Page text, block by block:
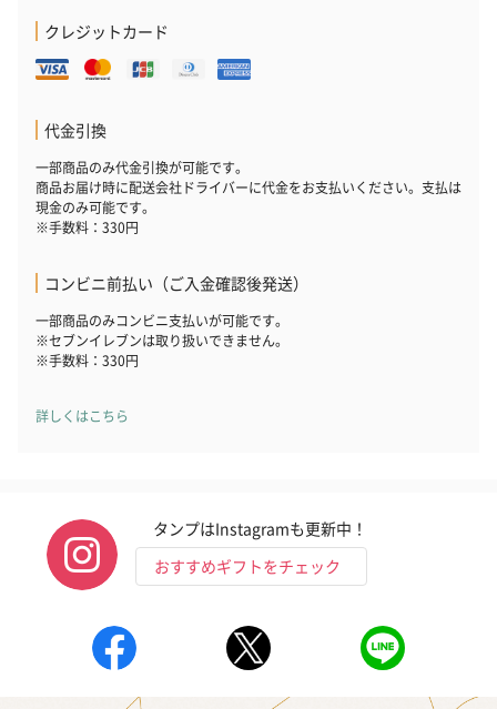
クレジットカード
代金引換
一部商品のみ代金引換が可能です。
商品お届け時に配送会社ドライバーに代金をお支払いください。支払は
現金のみ可能です。
※手数料：330円
コンビニ前払い（ご入金確認後発送）
一部商品のみコンビニ支払いが可能です。
※セブンイレブンは取り扱いできません。
※手数料：330円
詳しくはこちら
タンプはInstagramも更新中！
おすすめギフトをチェック